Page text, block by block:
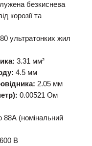
безкиснева
корозії та
ультратонких жил
3.31 мм²
4.5 мм
2.05 мм
0.00521 Ом
88А (номінальний
В